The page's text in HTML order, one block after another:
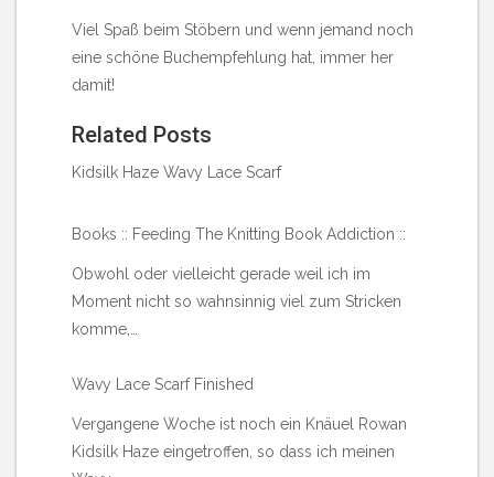
Viel Spaß beim Stöbern und wenn jemand noch
eine schöne Buchempfehlung hat, immer her
damit!
Related Posts
Kidsilk Haze Wavy Lace Scarf
Books :: Feeding The Knitting Book Addiction ::
Obwohl oder vielleicht gerade weil ich im
Moment nicht so wahnsinnig viel zum Stricken
komme,…
Wavy Lace Scarf Finished
Vergangene Woche ist noch ein Knäuel Rowan
Kidsilk Haze eingetroffen, so dass ich meinen